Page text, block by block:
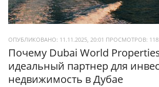
ОПУБЛИКОВАНО: 11.11.2025, 20:01 ПРОСМОТРОВ:
Почему Dubai World
идеальный партнер для
недвижимость в Дубае